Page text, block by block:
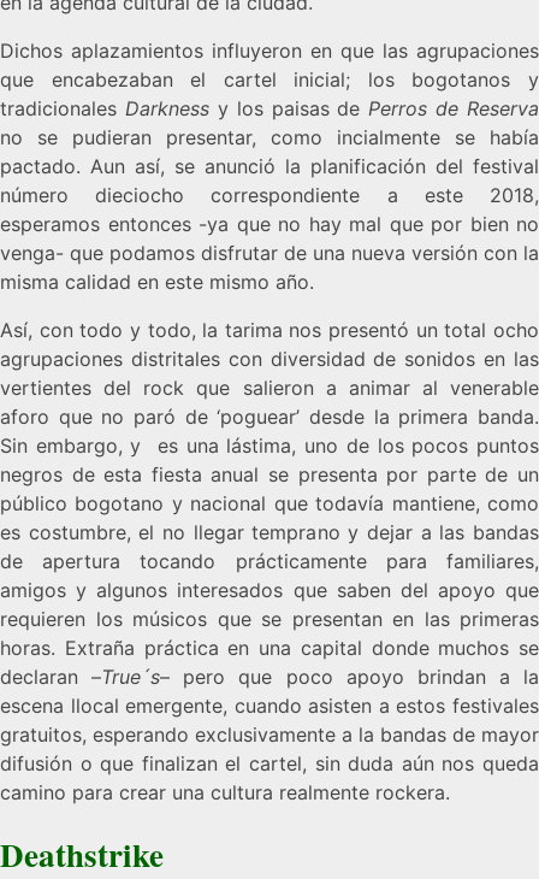
Dichos aplazamientos influyeron en que las agrupaciones
que encabezaban el cartel inicial; los bogotanos y
tradicionales Darknessy los paisas dePerros de Reserva
no se pudieran presentar, como incialmente se había
pactado. Aun así, se anunció la planificación del festival
número dieciocho correspondiente a este 2018,
esperamos entonces -ya que no hay mal que por bien no
venga- que podamos disfrutar de una nueva versión con la
misma calidad en este mismo año.
Así, con todo y todo, la tarima nos presentó un total ocho
agrupaciones distritales con diversidad de sonidos en las
vertientes del rock que salieron a animar al venerable
aforo que no paró de ‘poguear’ desde la primera banda.
Sin embargo, y es una lástima, uno de los pocos puntos
negros de esta fiesta anual se presenta por parte de un
público bogotano y nacional que todavía mantiene, como
es costumbre, el no llegar temprano y dejar a las bandas
de apertura tocando prácticamente para familiares,
amigos y algunos interesados que saben del apoyo que
requieren los músicos que se presentan en las primeras
horas. Extraña práctica en una capital donde muchos se
declaran –True´s– pero que poco apoyo brindan a la
escena llocal emergente, cuando asisten a estos festivales
gratuitos, esperando exclusivamente a la bandas de mayor
difusión o que finalizan el cartel, sin duda aún nos queda
camino para crear una cultura realmente rockera.
Deathstrike